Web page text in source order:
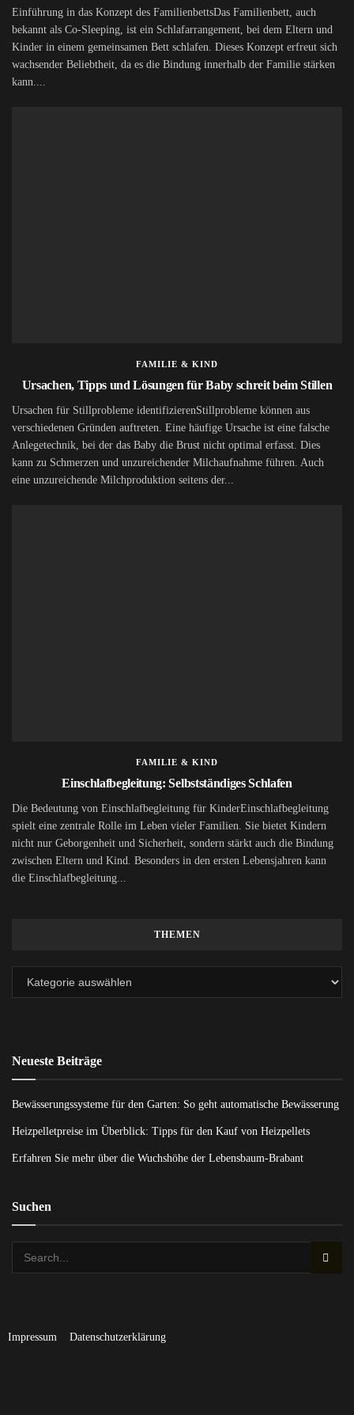
Einführung in das Konzept des FamilienbettsDas Familienbett, auch
bekannt als Co-Sleeping, ist ein Schlafarrangement, bei dem Eltern und
Kinder in einem gemeinsamen Bett schlafen. Dieses Konzept erfreut sich
wachsender Beliebtheit, da es die Bindung innerhalb der Familie stärken
kann....
FAMILIE & KIND
Ursachen, Tipps und Lösungen für Baby schreit beim Stillen
Ursachen für Stillprobleme identifizierenStillprobleme können aus
verschiedenen Gründen auftreten. Eine häufige Ursache ist eine falsche
Anlegetechnik, bei der das Baby die Brust nicht optimal erfasst. Dies
kann zu Schmerzen und unzureichender Milchaufnahme führen. Auch
eine unzureichende Milchproduktion seitens der...
FAMILIE & KIND
Einschlafbegleitung: Selbstständiges Schlafen
Die Bedeutung von Einschlafbegleitung für KinderEinschlafbegleitung
spielt eine zentrale Rolle im Leben vieler Familien. Sie bietet Kindern
nicht nur Geborgenheit und Sicherheit, sondern stärkt auch die Bindung
zwischen Eltern und Kind. Besonders in den ersten Lebensjahren kann
die Einschlafbegleitung...
THEMEN
Neueste Beiträge
Bewässerungssysteme für den Garten: So geht automatische Bewässerung
Heizpelletpreise im Überblick: Tipps für den Kauf von Heizpellets
Erfahren Sie mehr über die Wuchshöhe der Lebensbaum-Brabant
Suchen
Impressum Datenschutzerklärung